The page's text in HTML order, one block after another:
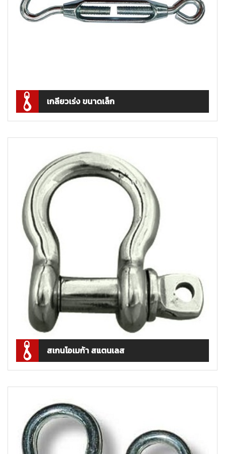
เกลียวเร่ง ขนาดเล็ก
สเกนโอเมก้า สแตนเลส